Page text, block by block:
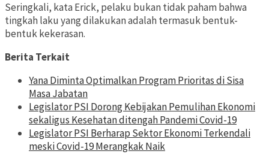
Seringkali, kata Erick, pelaku bukan tidak paham bahwa
tingkah laku yang dilakukan adalah termasuk bentuk-
bentuk kekerasan.
Berita Terkait
Yana Diminta Optimalkan Program Prioritas di Sisa
Masa Jabatan
Legislator PSI Dorong Kebijakan Pemulihan Ekonomi
sekaligus Kesehatan ditengah Pandemi Covid-19
Legislator PSI Berharap Sektor Ekonomi Terkendali
meski Covid-19 Merangkak Naik